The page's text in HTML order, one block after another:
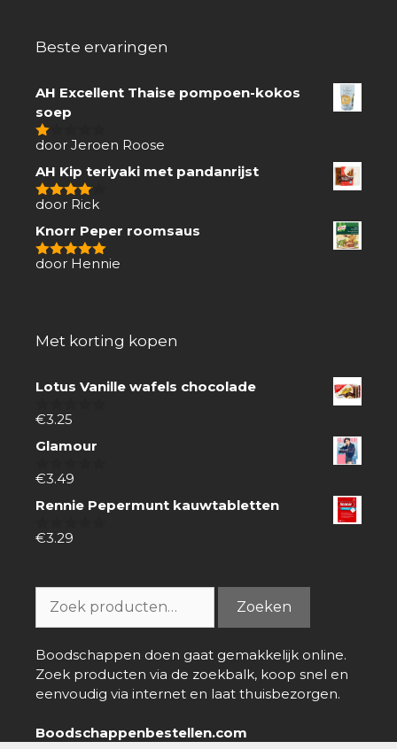
Beste ervaringen
AH Excellent Thaise pompoen-kokos
soep
1
5
door Jeroen Roose
AH Kip teriyaki met pandanrijst
4van 5
door Rick
Knorr Peper roomsaus
5van 5
door Hennie
Met korting kopen
Lotus Vanille wafels chocolade
0
5
€3.25
Glamour
0
5
€3.49
Rennie Pepermunt kauwtabletten
0
€3.29
naar:
Zoeken
Boodschappen doen gaat gemakkelijk online.
Zoek producten via de zoekbalk, koop snel en
eenvoudig via internet en laat thuisbezorgen.
Boodschappenbestellen.com